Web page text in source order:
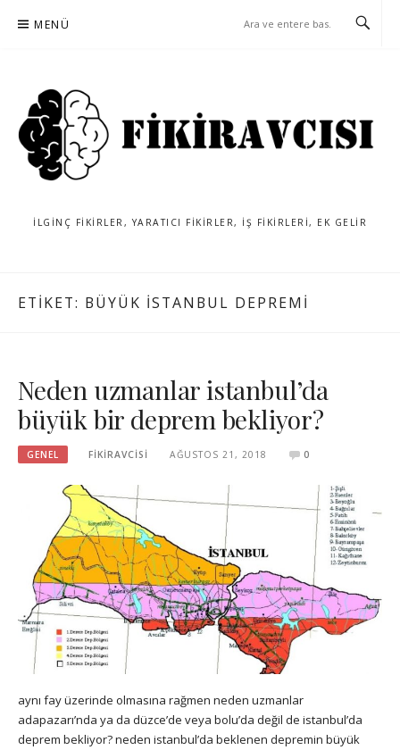
atla
MENÜ
İLGINÇ FIKIRLER, YARATICI FIKIRLER, IŞ FIKIRLERI, EK GELIR
ETIKET: BÜYÜK ISTANBUL DEPREMI
Neden uzmanlar istanbul’da
büyük bir deprem bekliyor?
GENEL FIKIRAVCISI AĞUSTOS 21, 2018 0
aynı fay üzerinde olmasına rağmen neden uzmanlar
adapazarı’nda ya da düzce’de veya bolu’da değil de istanbul’da
deprem bekliyor? neden istanbul’da beklenen depremin büyük